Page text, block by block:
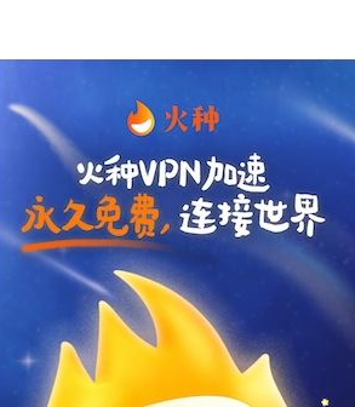
支持 [0] 反对 [0]
支持